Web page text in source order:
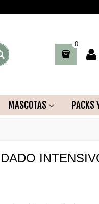
0
MASCOTAS PACKS